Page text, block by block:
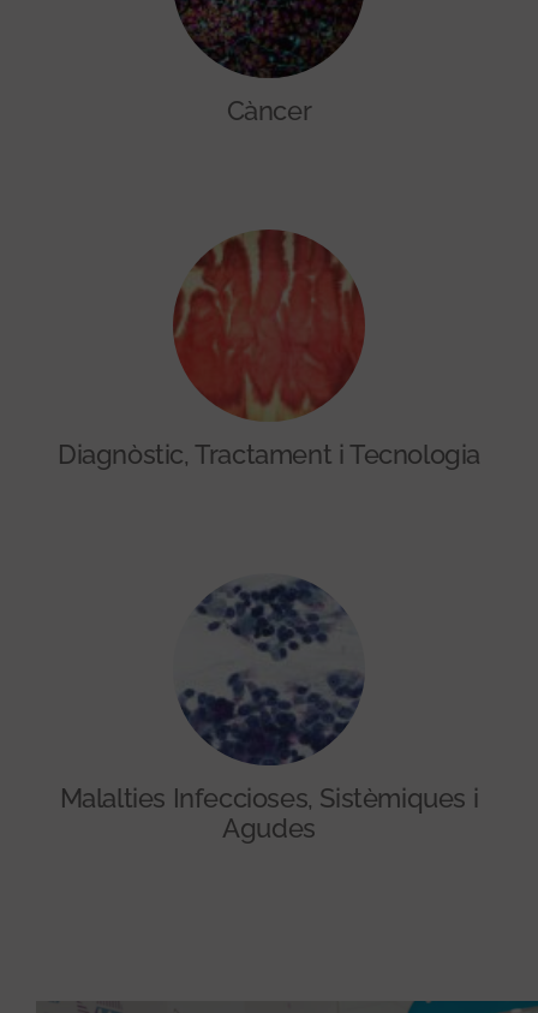
Càncer
Diagnòstic, Tractament i Tecnologia
Malalties Infeccioses, Sistèmiques i
Agudes